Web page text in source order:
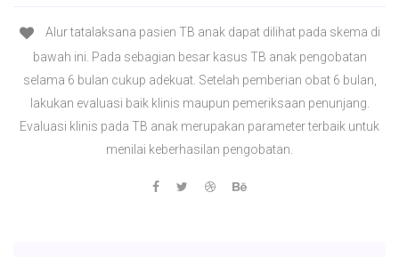
Alur tatalaksana pasien TB anak dapat dilihat pada skema di
bawah ini. Pada sebagian besar kasus TB anak pengobatan
selama 6 bulan cukup adekuat. Setelah pemberian obat 6 bulan,
lakukan evaluasi baik klinis maupun pemeriksaan penunjang.
Evaluasi klinis pada TB anak merupakan parameter terbaik untuk
menilai keberhasilan pengobatan.